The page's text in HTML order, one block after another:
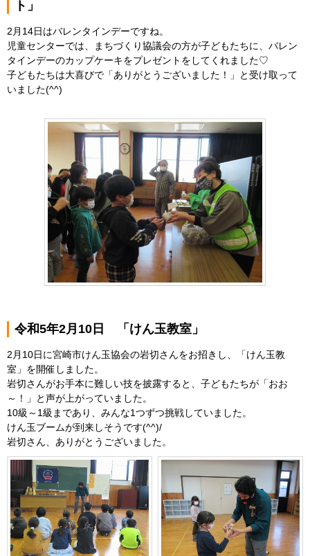
ト」
2月14日はバレンタインデーですね。
児童センターでは、まちづくり協議会の方が子どもたちに、バレン
タインデーのカップケーキをプレゼントをしてくれました♡
子どもたちは大喜びで「ありがとうございました！」と受け取って
いました(^^)
令和5年2月10日 「けん玉教室」
2月10日に宮崎市けん玉協会の岩切さんをお招きし、「けん玉教
室」を開催しました。
岩切さんがお手本に難しい技を披露すると、子どもたちが「おお
～！」と声が上がっていました。
10級～1級まであり、みんな1つずつ挑戦していました。
けん玉ブームが到来しそうです(^^)/
岩切さん、ありがとうございました。